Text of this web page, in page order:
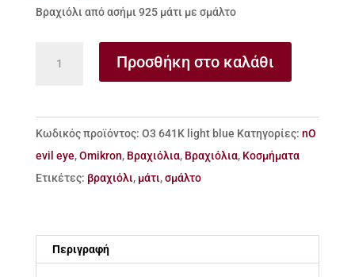
Βραχιόλι από ασήμι 925 μάτι με σμάλτο
925
μάτι
με
σμάλτο
Προσθήκη στο καλάθι
Κωδικός προϊόντος: Ο3 641Κ light blue Κατηγορίες: nO
evil eye,Omikron, Βραχιόλια, Βραχιόλια, Κοσμήματα
Ετικέτες: βραχιόλι, μάτι,σμάλτο
Περιγραφή